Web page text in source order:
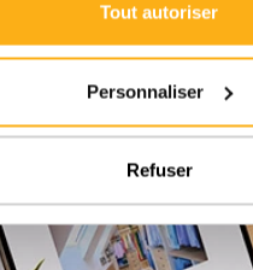
Tout autoriser
Personnaliser
Refuser